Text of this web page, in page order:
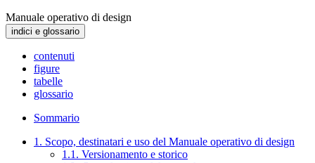
Manuale operativo di design
indici e glossario
contenuti
figure
tabelle
glossario
Sommario
1. Scopo, destinatari e uso del Manuale operativo di design
1.1. Versionamento e storico